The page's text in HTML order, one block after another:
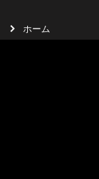
ホーム